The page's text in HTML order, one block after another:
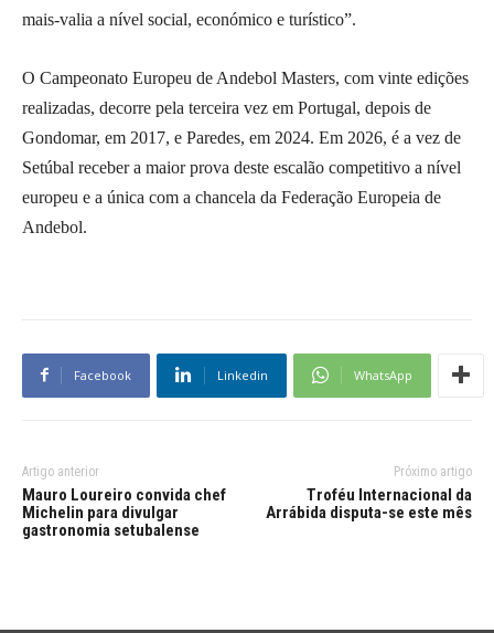
mais-valia a nível social, económico e turístico”.
O Campeonato Europeu de Andebol Masters, com vinte edições
realizadas, decorre pela terceira vez em Portugal, depois de
Gondomar, em 2017, e Paredes, em 2024. Em 2026, é a vez de
Setúbal receber a maior prova deste escalão competitivo a nível
europeu e a única com a chancela da Federação Europeia de
Andebol.
Facebook Linkedin WhatsApp
Artigo anterior
Mauro Loureiro convida chef
Michelin para divulgar
gastronomia setubalense
Próximo artigo
Troféu Internacional da
Arrábida disputa-se este mês